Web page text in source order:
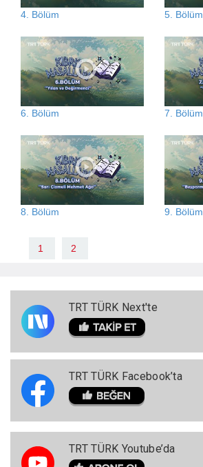
4. Bölüm 5. Bölüm
6. Bölüm 7. Bölüm
8. Bölüm 9. Bölüm
1 2
TRT TÜRK Next'te
TRT TÜRK Facebook’ta
TRT TÜRK Youtube’da